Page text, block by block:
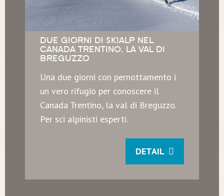
DUE GIORNI DI SKIALP NEL
CANADA TRENTINO, LA VAL DI
BREGUZZO
Una due giorni con pernottamento i
un vero rifugio per conoscere il
Canada Trentino, la val di Breguzzo.
Per sci alpinisti esperti.
DETAIL